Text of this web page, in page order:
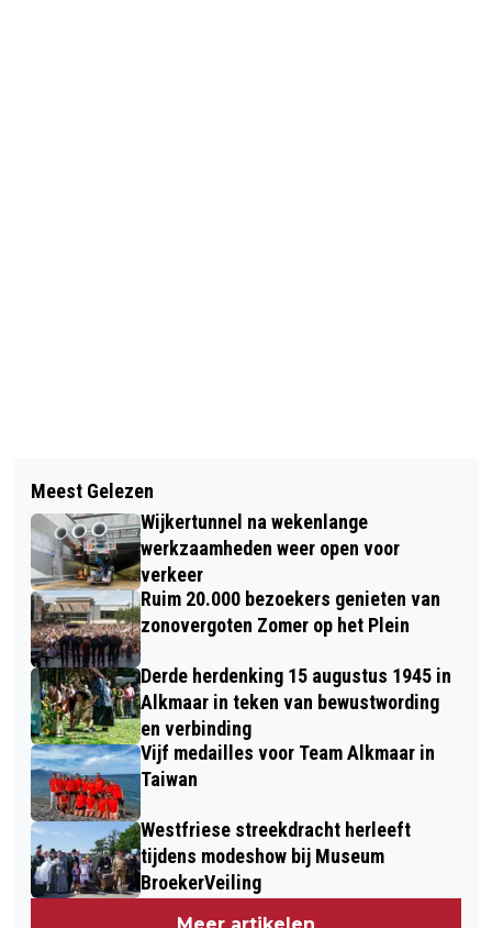
AUTO RAMT LANTAARNPAAL EN
BELANDT BOVEN SLOOT IN GREPPEL
NIEUWE FIETSENSTALLING ‘DE
AFSTAP’ GEOPEND IN VOORMALIG
V&D-GEBOUW
Meest Gelezen
Wijkertunnel na wekenlange
werkzaamheden weer open voor
verkeer
Ruim 20.000 bezoekers genieten van
zonovergoten Zomer op het Plein
Derde herdenking 15 augustus 1945 in
Alkmaar in teken van bewustwording
en verbinding
Vijf medailles voor Team Alkmaar in
Taiwan
Westfriese streekdracht herleeft
tijdens modeshow bij Museum
BroekerVeiling
Meer artikelen